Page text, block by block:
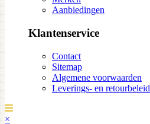
Aanbiedingen
Klantenservice
Contact
Sitemap
Algemene voorwaarden
Leverings- en retourbeleid
×